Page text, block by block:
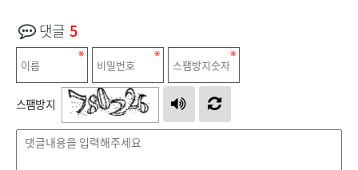
댓글 5
스팸방지